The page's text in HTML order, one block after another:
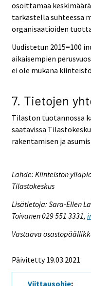
osoittamaa
tarkastella suhteessa
organisaatioiden
Uudistetun 2015=100
aikaisempien
ei ole mukana
7. Tietojen
Tilaston tuotannossa
saatavissa
rakentamisen ja
Lähde: Kiinteistön
Tilastokeskus
Lisätietoja: Sara-Ellen
Toivanen 029 551 3331,
Vastaava
Päivitetty 19.03.2021
Viittausohje: